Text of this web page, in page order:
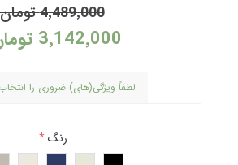
4٬489٬000 تومان
3٬142٬000 تومان
لطفاً ویژگی(های) ضروری را
رنگ*